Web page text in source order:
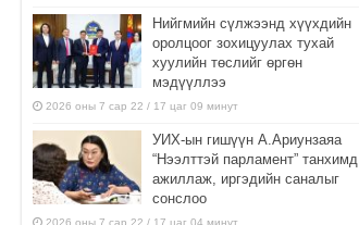
Нийгмийн сүлжээнд хүүхдийн
оролцоог зохицуулах тухай
хуулийн төслийг өргөн
мэдүүллээ
2026 оны 7 сар 22 / 17 цаг 09 минут
УИХ-ын гишүүн А.Ариунзаяа
“Нээлттэй парламент” танхимд
ажиллаж, иргэдийн саналыг
сонслоо
2026 оны 7 сар 22 / 17 цаг 04 минут